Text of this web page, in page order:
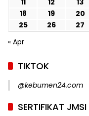
11
12 13
18
19 20
25
26 27
« Apr
TIKTOK
@kebumen24.com
SERTIFIKAT JMSI